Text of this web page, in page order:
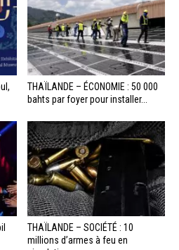
THAÏLANDE – ÉCONOMIE : 50 000
bahts par foyer pour installer...
THAÏLANDE – SOCIÉTÉ : 10
millions d’armes à feu en